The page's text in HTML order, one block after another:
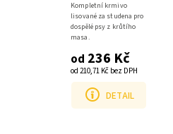
od 210,71 Kč bez DPH
od 236 Kč
DETAIL
Kompletní krmivo
lisované za studena pro
dospělé psy z krůtího
masa.